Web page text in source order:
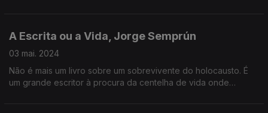
A Escrita ou a Vida, Jorge Semprún
03 mai. 2024
Não é mais um livro sobre um sobrevivente do holocausto. É
um grande escritor à procura da centelha de vida onde